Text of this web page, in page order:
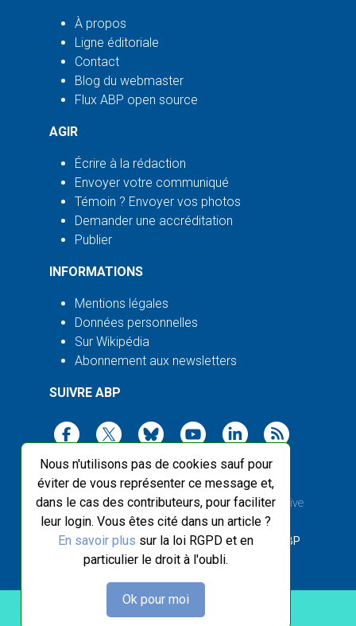
Nous n'utilisons pas de cookies sauf pour
éviter de vous représenter ce message et,
dans le cas des contributeurs, pour faciliter
leur login. Vous êtes cité dans un article ?
En savoir plus sur la loi RGPD et en
particulier le droit à l'oubli.
Ok pour moi
À propos
Ligne éditoriale
Contact
Blog du webmaster
Flux ABP open source
AGIR
Écrire à la rédaction
Envoyer votre communiqué
Témoin ? Envoyer vos photos
Demander une accréditation
Publier
INFORMATIONS
Mentions légales
Données personnelles
Sur Wikipédia
Abonnement aux newsletters
SUIVRE ABP
2003-2026 ©Agence Bretagne Presse, sauf Creative
Commons
Front-end design :Breizhek Studio , Back-end : ABP